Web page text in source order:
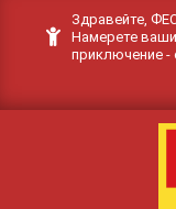
Здравейте,
Намерете
приключение -